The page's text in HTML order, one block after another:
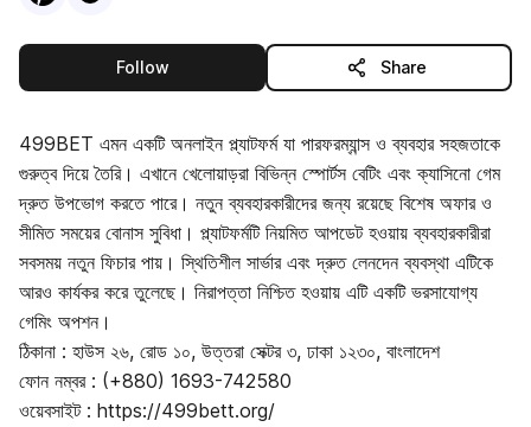
Followthis publisher Share
499BET এমন একটি অনলাইন প্ল্যাটফর্ম যা পারফরম্যান্স ও ব্যবহার সহজতাকে
গুরুত্ব দিয়ে তৈরি। এখানে খেলোয়াড়রা বিভিন্ন স্পোর্টস বেটিং এবং ক্যাসিনো গেম
দ্রুত উপভোগ করতে পারে। নতুন ব্যবহারকারীদের জন্য রয়েছে বিশেষ অফার ও
সীমিত সময়ের বোনাস সুবিধা। প্ল্যাটফর্মটি নিয়মিত আপডেট হওয়ায় ব্যবহারকারীরা
সবসময় নতুন ফিচার পায়। স্থিতিশীল সার্ভার এবং দ্রুত লেনদেন ব্যবস্থা এটিকে
আরও কার্যকর করে তুলেছে। নিরাপত্তা নিশ্চিত হওয়ায় এটি একটি ভরসাযোগ্য
গেমিং অপশন।
ঠিকানা : হাউস ২৬, রোড ১০, উত্তরা সেক্টর ৩, ঢাকা ১২৩০, বাংলাদেশ
ফোন নম্বর : (+880) 1693-742580
ওয়েবসাইট : https://499bett.org/